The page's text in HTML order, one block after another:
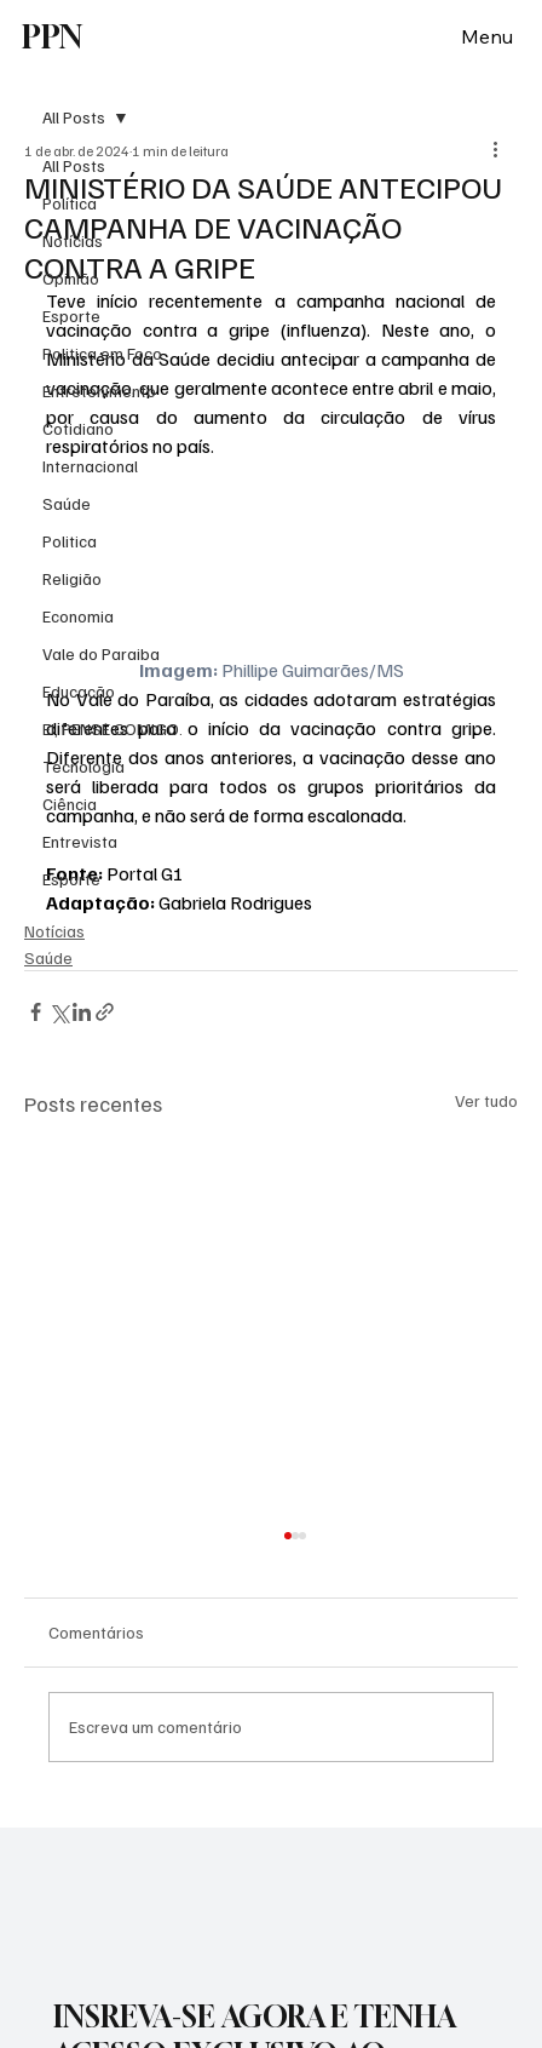
PPN Menu
All Posts
Política
Notícias
Opinião
Esporte
Politica em Foco
Entretenimento
Cotidiano
Internacional
Saúde
Politica
Religião
Economia
Vale do Paraiba
Educação
EI, PENSE COMIGO.
Tecnologia
Ciência
Entrevista
Esporte
All Posts
MINISTÉRIO DA SAÚDE ANTECIPOU
CAMPANHA DE VACINAÇÃO
CONTRA A GRIPE
1 de abr. de 2024 1 min de leitura
Teve início recentemente a campanha nacional de
vacinação contra a gripe (influenza). Neste ano, o
Ministério da Saúde decidiu antecipar a campanha de
vacinação, que geralmente acontece entre abril e maio,
por causa do aumento da circulação de vírus
respiratórios no país.
Imagem: Phillipe Guimarães/MS
No Vale do Paraíba, as cidades adotaram estratégias
diferentes para o início da vacinação contra gripe.
Diferente dos anos anteriores, a vacinação desse ano
será liberada para todos os grupos prioritários da
campanha, e não será de forma escalonada.
Fonte: Portal G1
Adaptação: Gabriela Rodrigues
Notícias
Saúde
Posts recentes Ver tudo
Comentários
Escreva um comentário
INSREVA-SE AGORA E TENHA